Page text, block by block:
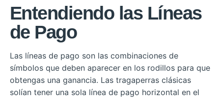
Entendiendo las Líneas
de Pago
Las líneas de pago son las combinaciones de
símbolos que deben aparecer en los rodillos para que
obtengas una ganancia. Las tragaperras clásicas
solían tener una sola línea de pago horizontal en el